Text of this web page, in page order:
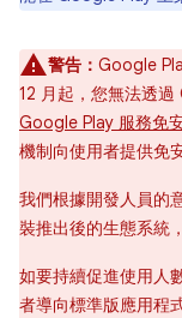
警告： Google
12 月起，您無法透
Google Play 服務免
機制向使用者提供免
我們根據開發人員的
裝推出後的生態系統
如要持續促進使用人
者導向標準版應用程